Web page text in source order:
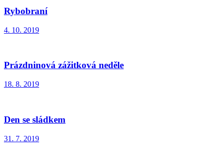
Rybobraní
4. 10. 2019
Prázdninová zážitková neděle
18. 8. 2019
Den se sládkem
31. 7. 2019